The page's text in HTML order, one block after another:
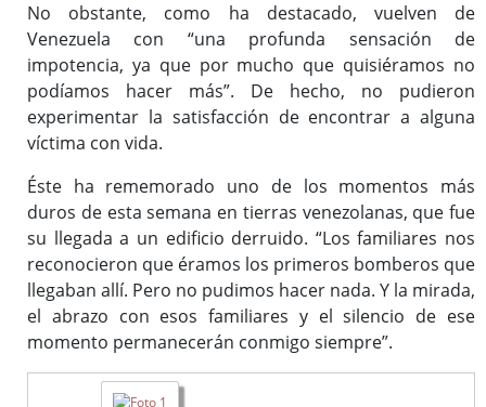
No obstante, como ha destacado, vuelven de
Venezuela con “una profunda sensación de
impotencia, ya que por mucho que quisiéramos no
podíamos hacer más”. De hecho, no pudieron
experimentar la satisfacción de encontrar a alguna
víctima con vida.
Éste ha rememorado uno de los momentos más
duros de esta semana en tierras venezolanas, que fue
su llegada a un edificio derruido. “Los familiares nos
reconocieron que éramos los primeros bomberos que
llegaban allí. Pero no pudimos hacer nada. Y la mirada,
el abrazo con esos familiares y el silencio de ese
momento permanecerán conmigo siempre”.